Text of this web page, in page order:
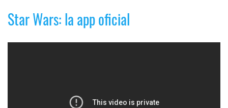
privacidad
/
Star Wars: la app oficial